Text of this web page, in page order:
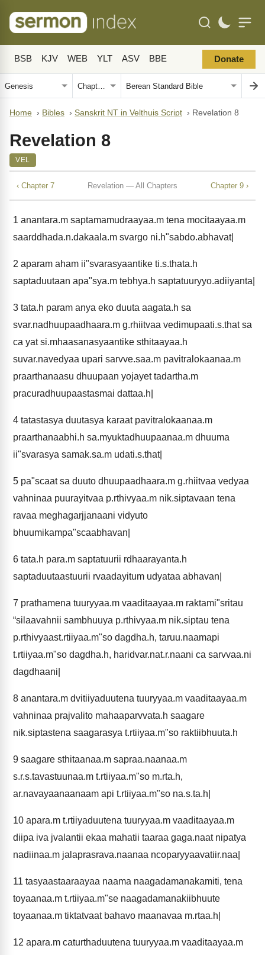
BSB KJV WEB YLT ASV BBE Donate
Home › Bibles › Sanskrit NT in Velthuis Script › Revelation 8
Revelation 8
VEL
‹ Chapter 7 Revelation — All Chapters Chapter 9 ›
1 anantara.m saptamamudraayaa.m tena mocitaayaa.m
saarddhada.n.dakaala.m svargo ni.h"sabdo.abhavat|
2 aparam aham ii"svarasyaantike ti.s.thata.h
saptaduutaan apa"sya.m tebhya.h saptatuuryyo.adiiyanta|
3 tata.h param anya eko duuta aagata.h sa
svar.nadhuupaadhaara.m g.rhiitvaa vedimupaati.s.that sa
ca yat si.mhaasanasyaantike sthitaayaa.h
suvar.navedyaa upari sarvve.saa.m pavitralokaanaa.m
praarthanaasu dhuupaan yojayet tadartha.m
pracuradhuupaastasmai dattaa.h|
4 tatastasya duutasya karaat pavitralokaanaa.m
praarthanaabhi.h sa.myuktadhuupaanaa.m dhuuma
ii"svarasya samak.sa.m udati.s.that|
5 pa"scaat sa duuto dhuupaadhaara.m g.rhiitvaa vedyaa
vahninaa puurayitvaa p.rthivyaa.m nik.siptavaan tena
ravaa meghagarjjanaani vidyuto
bhuumikampa"scaabhavan|
6 tata.h para.m saptatuurii rdhaarayanta.h
saptaduutaastuurii rvaadayitum udyataa abhavan|
7 prathamena tuuryyaa.m vaaditaayaa.m raktami"sritau
“silaavahnii sambhuuya p.rthivyaa.m nik.siptau tena
p.rthivyaast.rtiiyaa.m"so dagdha.h, taruu.naamapi
t.rtiiyaa.m"so dagdha.h, haridvar.nat.r.naani ca sarvvaa.ni
dagdhaani|
8 anantara.m dvitiiyaduutena tuuryyaa.m vaaditaayaa.m
vahninaa prajvalito mahaaparvvata.h saagare
nik.siptastena saagarasya t.rtiiyaa.m"so raktiibhuuta.h
9 saagare sthitaanaa.m sapraa.naanaa.m
s.r.s.tavastuunaa.m t.rtiiyaa.m"so m.rta.h,
ar.navayaanaanaam api t.rtiiyaa.m"so na.s.ta.h|
10 apara.m t.rtiiyaduutena tuuryyaa.m vaaditaayaa.m
diipa iva jvalantii ekaa mahatii taaraa gaga.naat nipatya
nadiinaa.m jalaprasrava.naanaa ncoparyyaavatiir.naa|
11 tasyaastaaraayaa naama naagadamanakamiti, tena
toyaanaa.m t.rtiiyaa.m"se naagadamanakiibhuute
toyaanaa.m tiktatvaat bahavo maanavaa m.rtaa.h|
12 apara.m caturthaduutena tuuryyaa.m vaaditaayaa.m